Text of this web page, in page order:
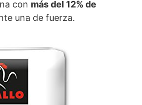
con más del 12% de
una de fuerza.